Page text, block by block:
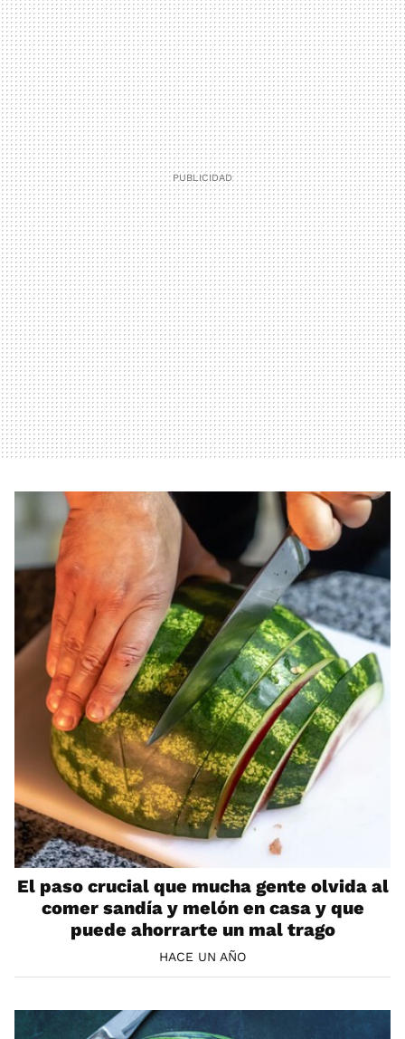
El paso crucial que mucha gente olvida al
comer sandía y melón en casa y que
puede ahorrarte un mal trago
HACE UN AÑO